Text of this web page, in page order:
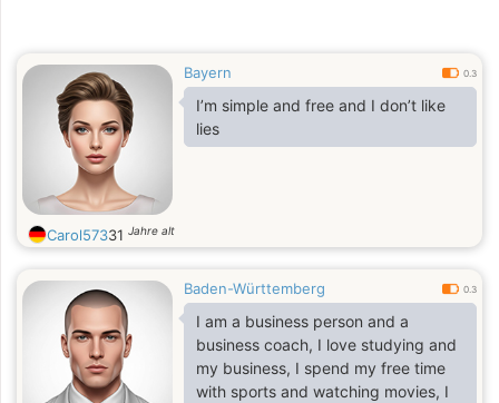
Bayern 0.3
I’m simple and free and I don’t like
lies
Carol57331 Jahre alt
Baden-Württemberg 0.3
I am a business person and a
business coach, I love studying and
my business, I spend my free time
with sports and watching movies, I